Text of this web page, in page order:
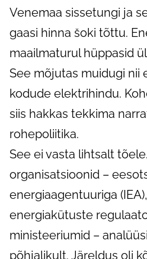
Venemaa sissetungi ja
gaasi hinna šoki tõttu.
maailmaturul hüppasid
See mõjutas muidugi nii
kodude elektrihindu.
siis hakkas tekkima
rohepoliitika.
See ei vasta lihtsalt
organisatsioonid –
energiaagentuuriga
energiakütuste
ministeeriumid –
põhjalikult. Järeldus oli